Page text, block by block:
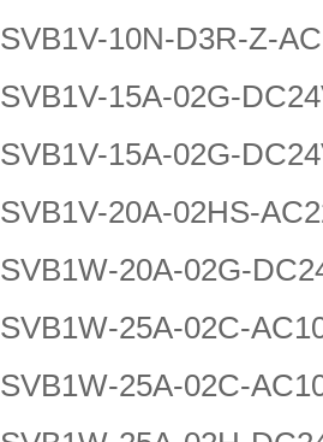
SVB1V-10N-D3R-Z-
SVB1V-15A-02G-
SVB1V-15A-02G-
SVB1V-20A-02HS-
SVB1W-20A-02G-
SVB1W-25A-02C-
SVB1W-25A-02C-